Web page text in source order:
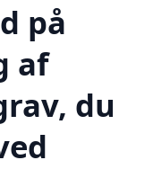
på
af
du